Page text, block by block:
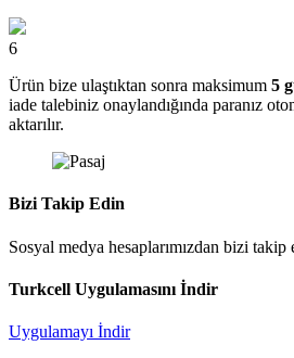
6
Ürün bize ulaştıktan sonra maksimum 5
iade talebiniz onaylandığında paranız
aktarılır.
Bizi Takip Edin
Sosyal medya hesaplarımızdan bizi takip
Turkcell Uygulamasını İndir
Uygulamayı İndir